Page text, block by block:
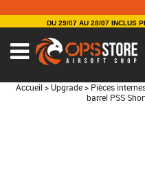
DU 29/07 AU 28/07 INCLUS
Accueil > Upgrade > Pièces
barrel PSS